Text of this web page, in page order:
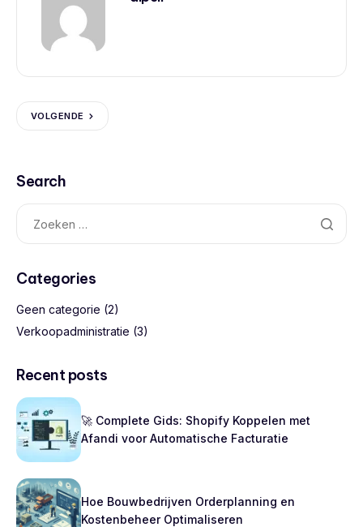
VOLGENDE
Search
Categories
Geen categorie (2)
Verkoopadministratie (3)
Recent posts
🚀 Complete Gids: Shopify Koppelen met
Afandi voor Automatische Facturatie
Hoe Bouwbedrijven Orderplanning en
Kostenbeheer Optimaliseren